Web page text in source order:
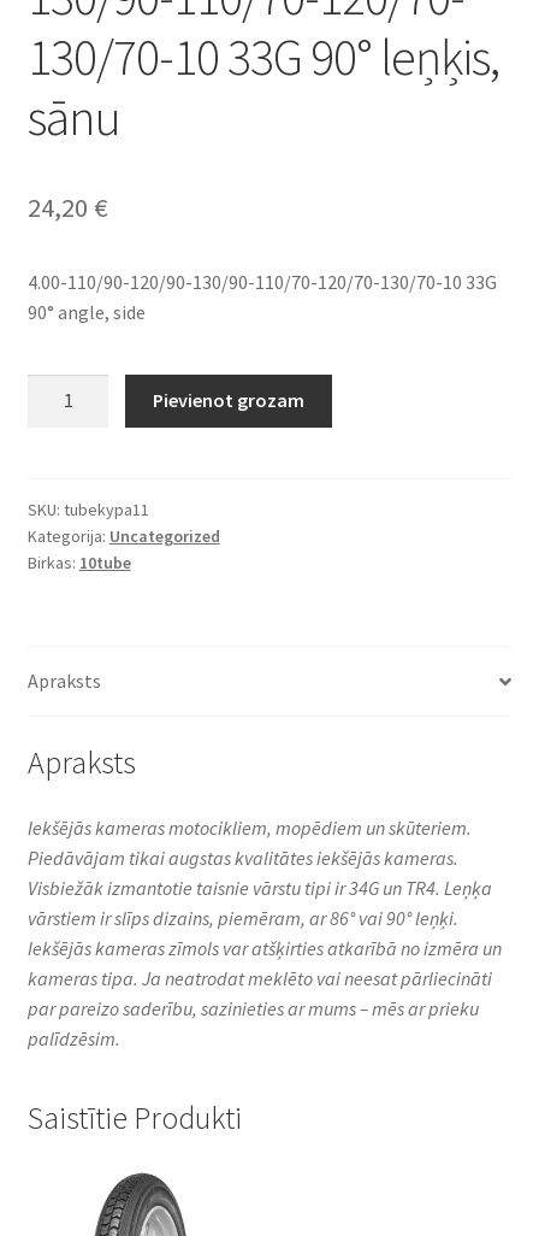
130/70-10 33G 90° leņķis,
sānu
24,20 €
4.00-110/90-120/90-130/90-110/70-120/70-130/70-10 33G
90° angle, side
110/70-
120/70-
130/70-
leņķis,
daudzums
Pievienot grozam
SKU: tubekypa11
Kategorija: Uncategorized
Birkas: 10tube
Apraksts
Apraksts
Iekšējās kameras motocikliem, mopēdiem un skūteriem.
Piedāvājam tikai augstas kvalitātes iekšējās kameras.
Visbiežāk izmantotie taisnie vārstu tipi ir 34G un TR4. Leņķa
vārstiem ir slīps dizains, piemēram, ar 86° vai 90° leņķi.
Iekšējās kameras zīmols var atšķirties atkarībā no izmēra un
kameras tipa. Ja neatrodat meklēto vai neesat pārliecināti
par pareizo saderību, sazinieties ar mums – mēs ar prieku
palīdzēsim.
Saistītie Produkti